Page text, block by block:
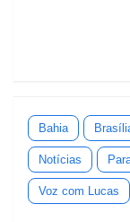
Bahia
Notícias
Voz com Lucas